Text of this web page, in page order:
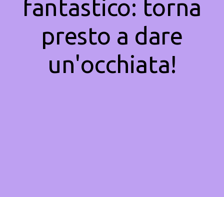
fantastico: torna
presto a dare
un'occhiata!